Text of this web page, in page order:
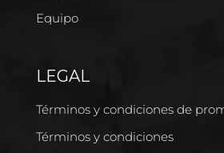
Equipo
LEGAL
Términos y condiciones de
Términos y condiciones